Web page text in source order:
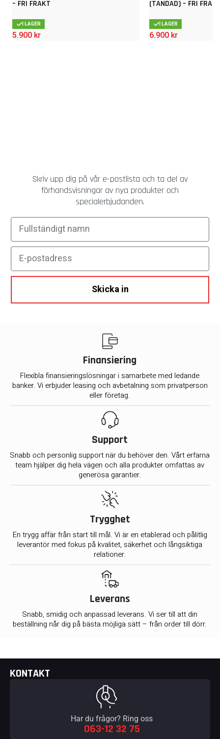
– FRI FRAKT
I LAGER
5.900 kr
(TANDAD) – FRI
I LAGER
6.900 kr
Skriv upp dig på vår e-postlista och ta del av
förhandsvisningar av nya produkter och
specialerbjudanden.
Fullständigt namn
E-postadress
Skicka in
Finansiering
Flexibla finansieringslösningar i samarbete med ledande
banker. Vi erbjuder leasing och avbetalning som privatperson
eller företag.
Support
Snabb och personlig support när du behöver den. Vårt erfarna
team hjälper dig hela vägen och alla produkter omfattas av
generösa garantier.
Trygghet
En trygg affär från start till mål. Vi är en etablerad och pålitlig
leverantör med fokus på kvalitet, säkerhet och långsiktiga
relationer.
Leverans
Snabb, smidig och anpassad leverans. Vi ser till att din
beställning når dig på bästa möjliga sätt – från order till dörr.
KONTAKT
Har du frågor? Ring oss
063-12 32 75